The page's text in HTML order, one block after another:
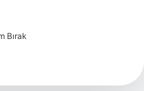
Bırak